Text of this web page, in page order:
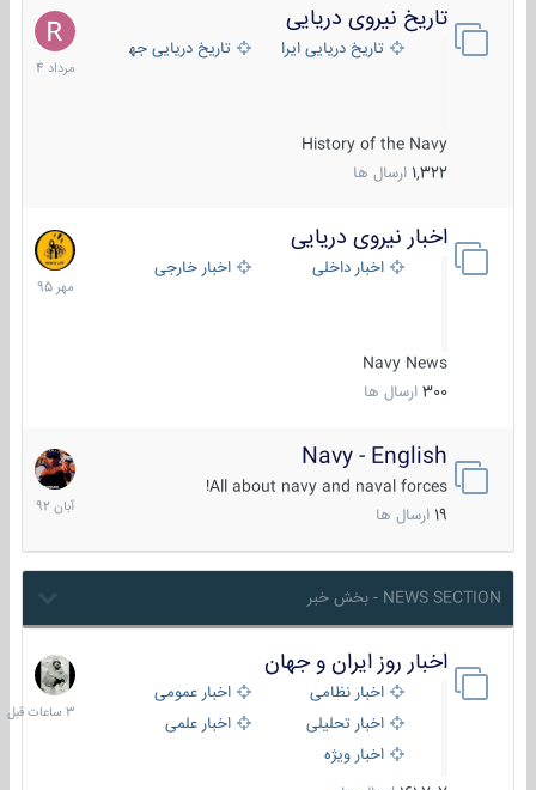
تاریخ نیروی دریایی
تاریخ دریایی ایران تاریخ دریایی جهان
History of the Navy
1,322 ارسال ها
16
مرداد
1404
اخبار نیروی دریایی
اخبار داخلی اخبار خارجی
Navy News
300 ارسال ها
27
مهر
1395
Navy - English
All about navy and naval forces!
ارسال ها
22
آبان
1392
NEWS SECTION - بخش خبر
اخبار روز ایران و جهان
اخبار نظامی
اخبار عمومی
اخبار تحلیلی
اخبار علمی
اخبار ویژه
3
ساعات
قبل